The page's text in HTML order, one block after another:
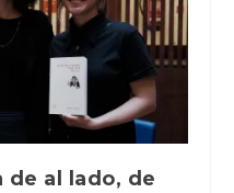
de al lado, de